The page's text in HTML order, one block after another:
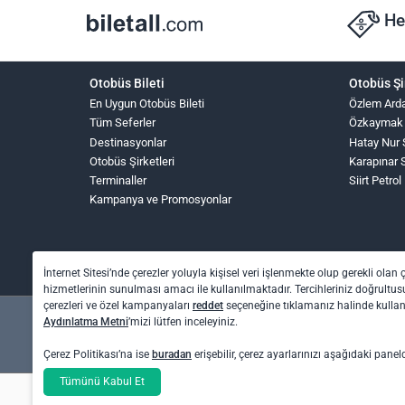
Otobüs Bileti
En Uygun Otobüs Bileti
Tüm Seferler
Destinasyonlar
Otobüs Şirketleri
Terminaller
Kampanya ve Promosyonlar
Otobüs
Özlem
Özkaymak
Hatay Nur
Karapınar
Siirt Petrol
Otel rezervasyon ve otobüs bileti işlemleri için:
İnternet Sitesi’nde çerezler yoluyla kişisel veri işlenmekte olup gerekli olan
hizmetlerinin sunulması amacı ile kullanılmaktadır. Tercihleriniz
çerezleri ve özel kampanyaları reddet seçeneğine tıklamanız halinde
Aydınlatma Metni’mizi lütfen inceleyiniz.
Çerez Politikası’na ise buradan erişebilir, çerez ayarlarınızı aşağıdaki
Tümünü Kabul Et